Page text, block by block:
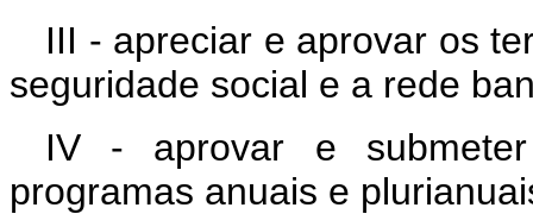
III - apreciar e aprovar os
seguridade social e a rede
IV - aprovar e
programas anuais e